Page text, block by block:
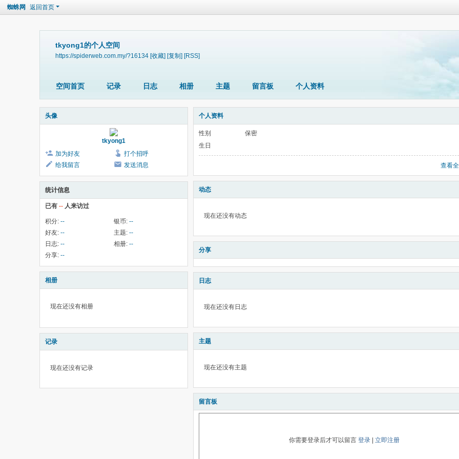
蜘蛛网 返回首页
tkyong1的个人空间
https://spiderweb.com.my/?16134 [收藏] [复制] [RSS]
空间首页 记录 日志 相册 主题 留言板 个人资料
头像
tkyong1
加为好友
打个招呼
给我留言
发送消息
统计信息
已有 -- 人来访过
积分: -- 银币: --
好友: -- 主题: --
日志: -- 相册: --
分享: --
相册
现在还没有相册
记录
现在还没有记录
个人资料
性别
保密
生日
查看
动态
现在还没有动态
分享
日志
现在还没有日志
主题
现在还没有主题
留言板
你需要登录后才可以留言 登录 立即注册